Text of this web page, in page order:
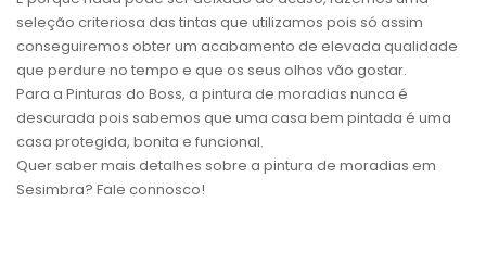
seleção criteriosa das tintas que utilizamos pois só assim
conseguiremos obter um acabamento de elevada qualidade
que perdure no tempo e que os seus olhos vão gostar.
Para a Pinturas do Boss, a pintura de moradias nunca é
descurada pois sabemos que uma casa bem pintada é uma
casa protegida, bonita e funcional.
Quer saber mais detalhes sobre a pintura de moradias em
Sesimbra? Fale connosco!